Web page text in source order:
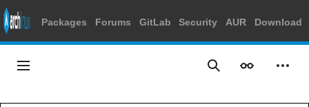
Packages Forums GitLab Security AUR Download
メインメニュー 検索 表示 個人